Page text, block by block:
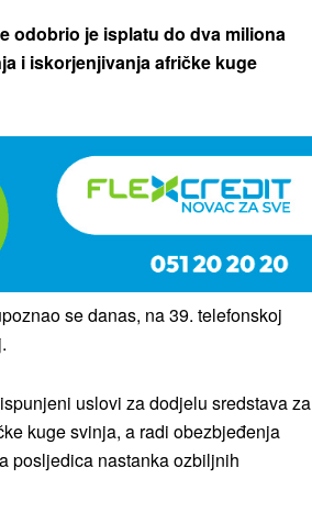
odobrio je isplatu do dva miliona
i iskorjenjivanja afričke kuge
se danas, na 39. telefonskoj
uslovi za dodjelu sredstava za
kuge svinja, a radi obezbjeđenja
posljedica nastanka ozbiljnih